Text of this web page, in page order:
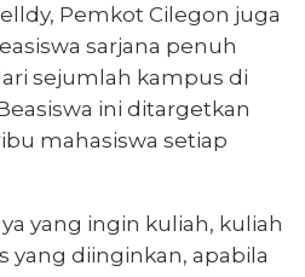
Pemkot Cilegon juga
sarjana penuh
sejumlah kampus di
ini ditargetkan
mahasiswa setiap
yang ingin kuliah, kuliah
yang diinginkan, apabila